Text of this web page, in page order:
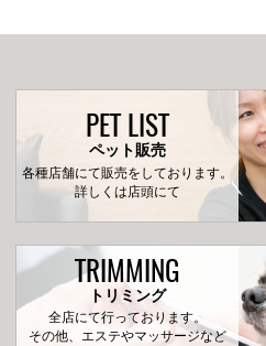
PET LIST
ペット販売
各種店舗にて販売をしております。
詳しくは店頭にて
TRIMMING
トリミング
全店にて行っております。
その他、エステやマッサージなど